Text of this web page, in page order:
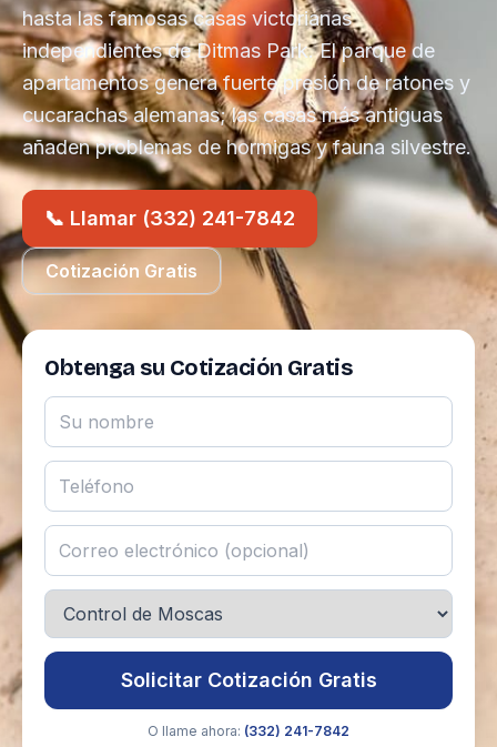
hasta las famosas casas victorianas
independientes de Ditmas Park. El parque de
apartamentos genera fuerte presión de ratones y
cucarachas alemanas; las casas más antiguas
añaden problemas de hormigas y fauna silvestre.
📞 Llamar (332) 241-7842
Cotización Gratis
Obtenga su Cotización Gratis
Solicitar Cotización Gratis
O llame ahora: (332) 241-7842